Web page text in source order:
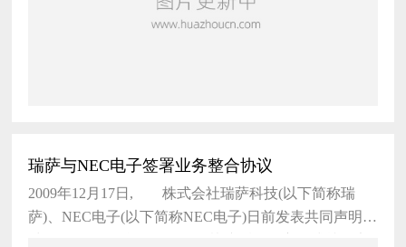
瑞萨与NEC电子签署业务整合协议
2009年12月17日, 株式会社瑞萨科技(以下简称瑞
萨)、NEC电子(以下简称NEC电子)日前发表共同声明，